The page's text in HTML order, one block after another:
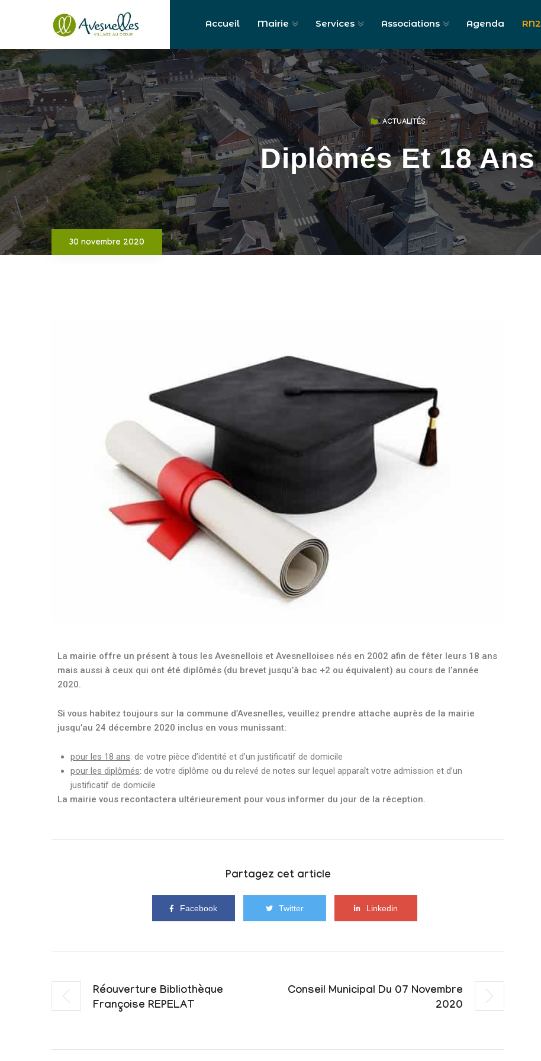
Accueil Mairie Services Associations Agenda RN2
ACTUALITÉS
Diplômés Et 18 Ans
30 novembre 2020
La mairie offre un présent à tous les Avesnellois et Avesnelloises nés en 2002 afin de fêter leurs 18 ans
mais aussi à ceux qui ont été diplômés (du brevet jusqu’à bac +2 ou équivalent) au cours de l’année
2020.
Si vous habitez toujours sur la commune d’Avesnelles, veuillez prendre attache auprès de la mairie
jusqu’au 24 décembre 2020 inclus en vous munissant:
pour les 18 ans: de votre pièce d’identité et d’un justificatif de domicile
pour les diplômés: de votre diplôme ou du relevé de notes sur lequel apparaît votre admission et d’un
justificatif de domicile
La mairie vous recontactera ultérieurement pour vous informer du jour de la réception.
Partagez cet article
Facebook Twitter Linkedin
Réouverture Bibliothèque
Françoise REPELAT
Conseil Municipal Du 07 Novembre
2020